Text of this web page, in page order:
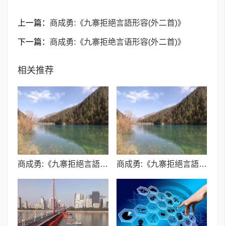
上一篇： 商成勇:《九寨拒絕言語形容(外二首)》
下一篇： 商成勇:《九寨拒绝言语形容(外二首)》
相关推荐
商成勇:《九寨拒絕言語形容(外二首)》 商成勇:《九寨拒絕言語形容(外二首)》